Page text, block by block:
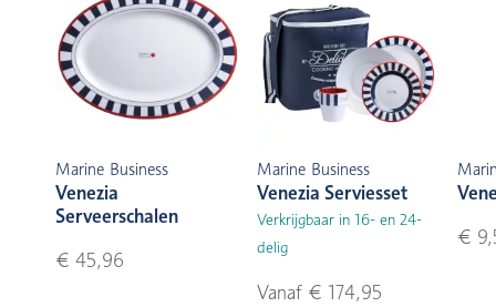
Marine Business
Venezia
Serveerschalen
€ 45,96
Marine Business
Venezia Serviesset
Verkrijgbaar in 16- en 24-
delig
Vanaf € 174,95
€